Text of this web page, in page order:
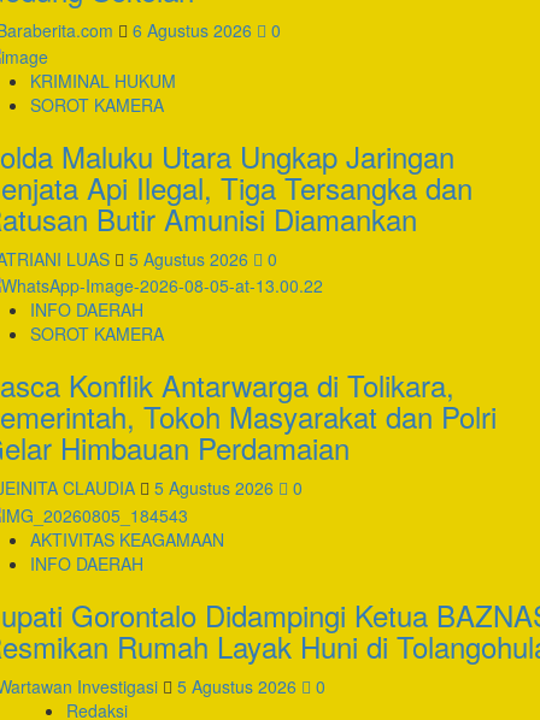
6 Agustus 2026 0
KRIMINAL HUKUM
SOROT KAMERA
Maluku Utara Ungkap Jaringan
Api Ilegal, Tiga Tersangka dan
Butir Amunisi Diamankan
LUAS 5 Agustus 2026 0
INFO DAERAH
SOROT KAMERA
Konflik Antarwarga di Tolikara,
Tokoh Masyarakat dan Polri
Himbauan Perdamaian
CLAUDIA 5 Agustus 2026 0
AKTIVITAS KEAGAMAAN
INFO DAERAH
Gorontalo Didampingi Ketua
Rumah Layak Huni di
Investigasi 5 Agustus 2026
0
Redaksi